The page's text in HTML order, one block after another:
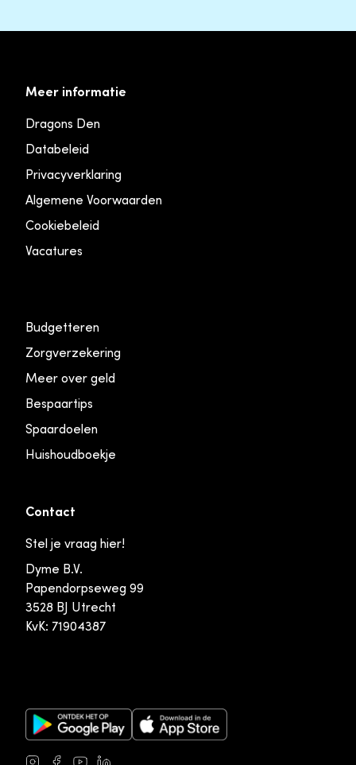
Meer informatie
Dragons Den
Databeleid
Privacyverklaring
Algemene Voorwaarden
Cookiebeleid
Vacatures
Budgetteren
Zorgverzekering
Meer over geld
Bespaartips
Spaardoelen
Huishoudboekje
Contact
Stel je vraag hier!
Dyme B.V.
Papendorpseweg 99
3528 BJ Utrecht
KvK: 71904387
Google Play Store Apple App Store